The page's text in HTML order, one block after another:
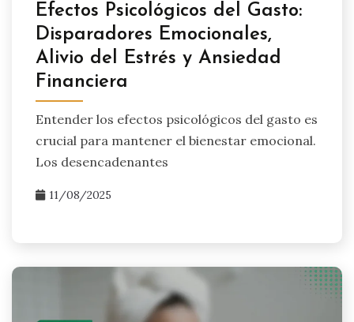
Efectos Psicológicos del Gasto:
Disparadores Emocionales,
Alivio del Estrés y Ansiedad
Financiera
Entender los efectos psicológicos del gasto es
crucial para mantener el bienestar emocional.
Los desencadenantes
11/08/2025